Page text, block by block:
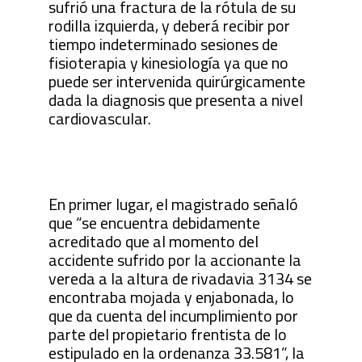
sufrió una fractura de la rótula de su
rodilla izquierda, y deberá recibir por
tiempo indeterminado sesiones de
fisioterapia y kinesiología ya que no
puede ser intervenida quirúrgicamente
dada la diagnosis que presenta a nivel
cardiovascular.
En primer lugar, el magistrado señaló
que “se encuentra debidamente
acreditado que al momento del
accidente sufrido por la accionante la
vereda a la altura de rivadavia 3134 se
encontraba mojada y enjabonada, lo
que da cuenta del incumplimiento por
parte del propietario frentista de lo
estipulado en la ordenanza 33.581”, la